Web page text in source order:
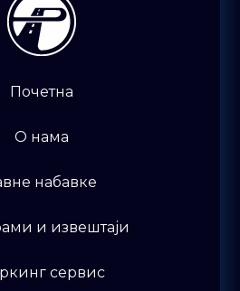
Почетна
O нама
набавке
и извештаји
сервис